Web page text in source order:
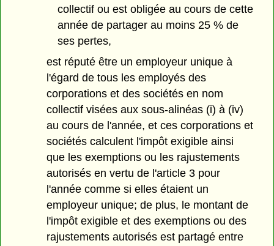
collectif ou est obligée au cours de cette
année de partager au moins 25 % de
ses pertes,
est réputé être un employeur unique à
l'égard de tous les employés des
corporations et des sociétés en nom
collectif visées aux sous-alinéas (i) à (iv)
au cours de l'année, et ces corporations et
sociétés calculent l'impôt exigible ainsi
que les exemptions ou les rajustements
autorisés en vertu de l'article 3 pour
l'année comme si elles étaient un
employeur unique; de plus, le montant de
l'impôt exigible et des exemptions ou des
rajustements autorisés est partagé entre